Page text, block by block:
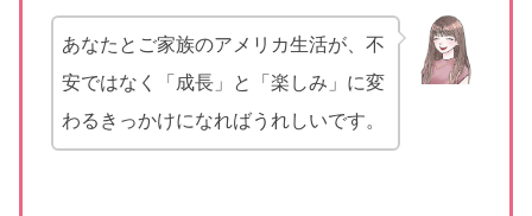
あなたとご家族のアメリカ生活が、不
安ではなく「成長」と「楽しみ」に変
わるきっかけになればうれしいです。